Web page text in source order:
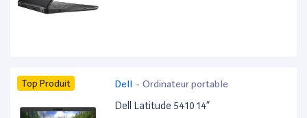
Top Produit Dell - Ordinateur portable
Dell Latitude 5410 14”